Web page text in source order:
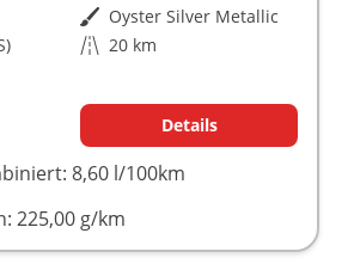
Außenfarbe Oyster Silver Metallic
Kilometerstand 20 km
Details
8,60 l/100km
225,00 g/km